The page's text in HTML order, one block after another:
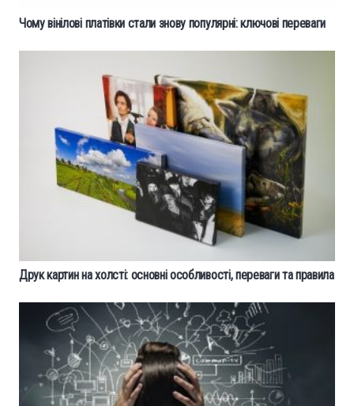
Чому вінілові платівки стали знову популярні: ключові переваги
Друк картин на холсті: основні особливості, переваги та правила